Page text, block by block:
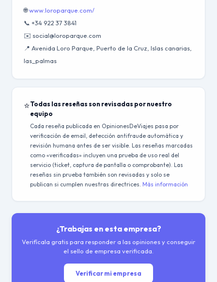
🌐www.loroparque.com/
📞 +34 922 37 3841
✉️ social@loroparque.com
📍 Avenida Loro Parque, Puerto de la Cruz, Islas canarias,
las_palmas
⭐Todas las reseñas son revisadas por nuestro
equipo
Cada reseña publicada en OpinionesDeViajes pasa por
verificación de email, detección antifraude automática y
revisión humana antes de ser visible. Las reseñas marcadas
como «verificadas» incluyen una prueba de uso real del
servicio (ticket, captura de pantalla o comprobante). Las
reseñas sin prueba también son revisadas y solo se
publican si cumplen nuestras directrices. Más información
¿Trabajas en esta empresa?
Verifícala gratis para responder a las opiniones y conseguir
el sello de empresa verificada.
Verificar mi empresa